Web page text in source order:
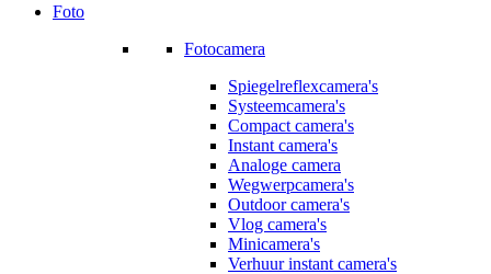
Foto
Fotocamera
Spiegelreflexcamera's
Systeemcamera's
Compact camera's
Instant camera's
Analoge camera
Wegwerpcamera's
Outdoor camera's
Vlog camera's
Minicamera's
Verhuur instant camera's